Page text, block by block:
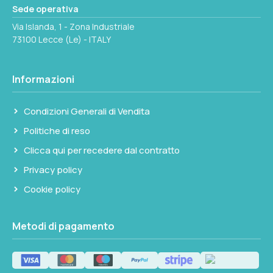
Sede operativa
Via Islanda, 1 - Zona Industriale
73100 Lecce (Le) - ITALY
Informazioni
Condizioni Generali di Vendita
Politiche di reso
Clicca qui per recedere dal contratto
Privacy policy
Cookie policy
Metodi di pagamento